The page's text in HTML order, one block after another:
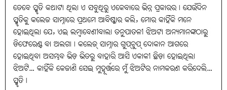
ତେବେ ସ୍ମୃତି କଥାଟା ଥିଲା ଏ ସବୁଥିରୁ ଏକେବାରେ ଭିନ୍ନ ପ୍ରକାରର। ଯେଉଁଦିନ
ସ୍ମୃତିକୁ କଲେଜ ସାମ୍ନାରେ ପ୍ରଥମେ ଆବିଷ୍କାର କଲି, ମୋର କାହିଁକି ମନେ
ହୋଇଥିଲା ଯେ, ଏଇ ଲମ୍ବାବେଣୀବାଲା ତନୁପାତଳୀ ଝିଅଟା ଅନ୍ୟମାନଙ୍କଠାରୁ
ଡିଫେରେଣ୍ଟ ବା ଅଲଗା। କଲେଜ୍‌ ସାମ୍ନାର ଗୁପ୍‌ଚୁପ୍‌ ଦୋକାନ ଆଗରେ
ହୋଇଥିବା ଅସମ୍ଭବ ଭିଡ଼ ଭିତରୁ ବାହାରି ଆସି ଏକାକୀ ଛିଡ଼ା ହୋଇଥିଲା
ଝିଅଟି… କାହିଁକି କେଜାଣି ସେଇ ମୁହୂର୍ତ୍ତରେ ମୁଁ ଝିଅଟିର ନାମକରଣ କରିଦେଲି…
ସ୍ମୃତି।